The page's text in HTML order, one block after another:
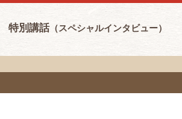
特別講話（スペシャルインタビュー）